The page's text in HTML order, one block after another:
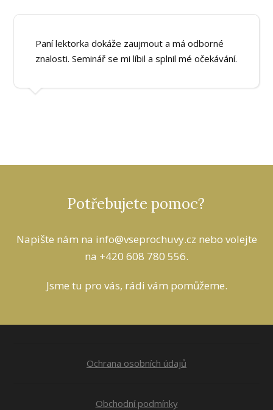
Paní lektorka dokáže zaujmout a má odborné
znalosti. Seminář se mi líbil a splnil mé očekávání.
Potřebujete pomoc?
Napište nám na info@vseprochuvy.cz nebo volejte
na +420 608 780 556.
Jsme tu pro vás, rádi vám pomůžeme.
Ochrana osobních údajů
Obchodní podmínky